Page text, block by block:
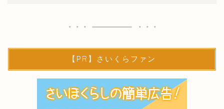
【PR】さいくらファン